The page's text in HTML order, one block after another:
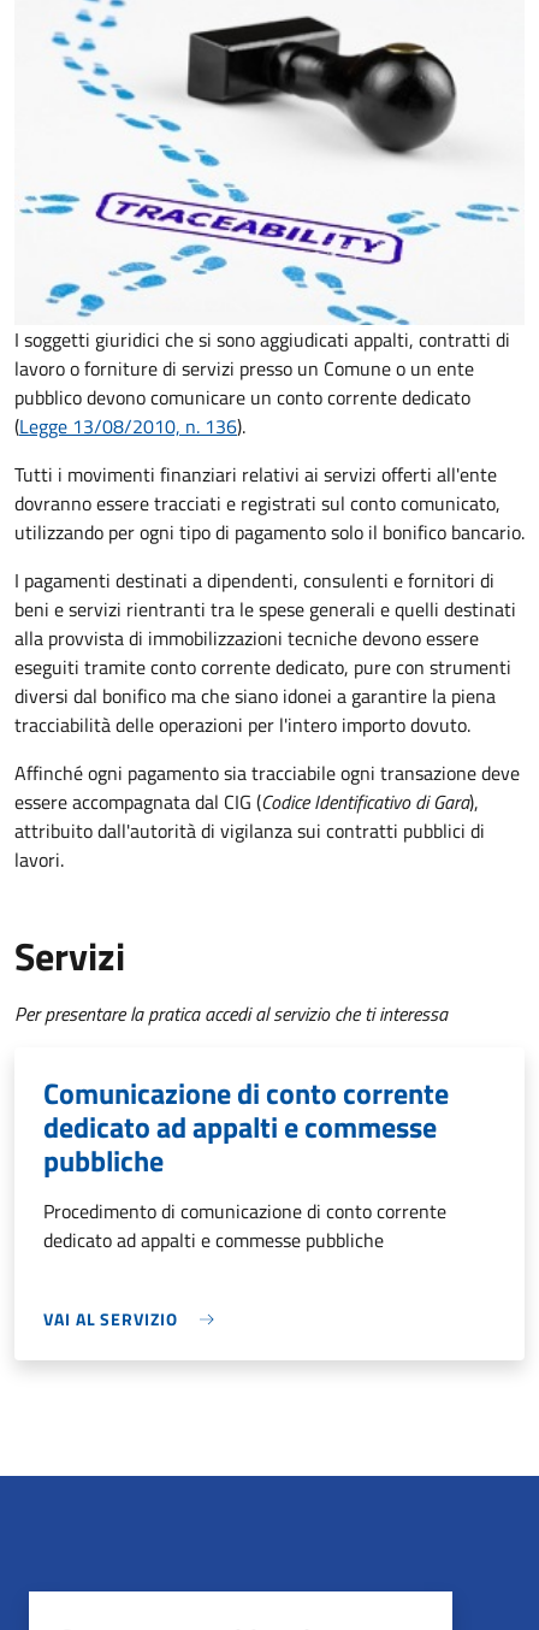
I soggetti giuridici che si sono aggiudicati appalti, contratti di
lavoro o forniture di servizi presso un Comune o un ente
pubblico devono comunicare un conto corrente dedicato
(Legge 13/08/2010, n. 136).
Tutti i movimenti finanziari relativi ai servizi offerti all'ente
dovranno essere tracciati e registrati sul conto comunicato,
utilizzando per ogni tipo di pagamento solo il bonifico bancario.
I pagamenti destinati a dipendenti, consulenti e fornitori di
beni e servizi rientranti tra le spese generali e quelli destinati
alla provvista di immobilizzazioni tecniche devono essere
eseguiti tramite conto corrente dedicato, pure con strumenti
diversi dal bonifico ma che siano idonei a garantire la piena
tracciabilità delle operazioni per l'intero importo dovuto.
Affinché ogni pagamento sia tracciabile ogni transazione deve
essere accompagnata dal CIG (Codice Identificativo di Gara),
attribuito dall'autorità di vigilanza sui contratti pubblici di
lavori.
Servizi
Per presentare la pratica accedi al servizio che ti interessa
Comunicazione di conto corrente
dedicato ad appalti e commesse
pubbliche
Procedimento di comunicazione di conto corrente
dedicato ad appalti e commesse pubbliche
VAI AL SERVIZIO